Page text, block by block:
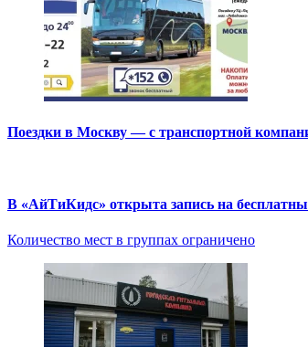
Поездки в Москву — с транспортной
В «АйТиКидс» открыта запись на
Количество мест в группах ограничено